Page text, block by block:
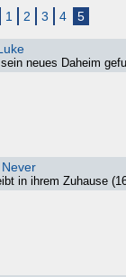
1 2 3 4 5
neues Daheim
Never
in ihrem Zuhause